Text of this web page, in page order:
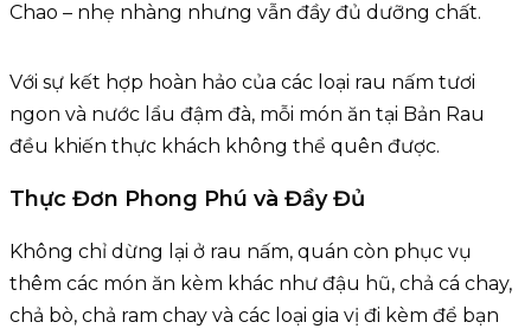
Chao – nhẹ nhàng nhưng vẫn đầy đủ dưỡng chất.
Với sự kết hợp hoàn hảo của các loại rau nấm tươi
ngon và nước lẩu đậm đà, mỗi món ăn tại Bản Rau
đều khiến thực khách không thể quên được.
Thực Đơn Phong Phú và Đầy Đủ
Không chỉ dừng lại ở rau nấm, quán còn phục vụ
thêm các món ăn kèm khác như đậu hũ, chả cá chay,
chả bò, chả ram chay và các loại gia vị đi kèm để bạn